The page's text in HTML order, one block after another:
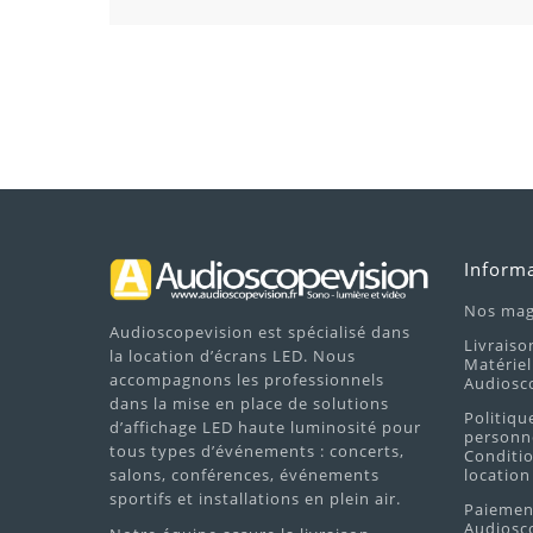
Audioscopevision est spécialisé dans
la location d’écrans LED. Nous
accompagnons les professionnels
dans la mise en place de solutions
d’affichage LED haute luminosité pour
tous types d’événements : concerts,
salons, conférences, événements
sportifs et installations en plein air.
Nos
location